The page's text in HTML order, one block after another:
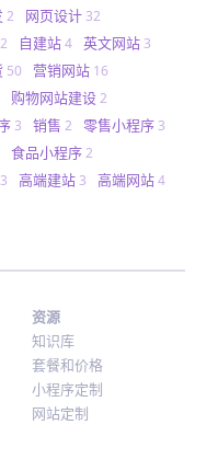
2 网页设计 32
2 自建站4 英文网站 3
50 营销网站 16
购物网站建设2
3 销售 2 零售小程序 3
食品小程序2
3 高端建站 3 高端网站4
资源
知识库
套餐和价格
小程序定制
网站定制